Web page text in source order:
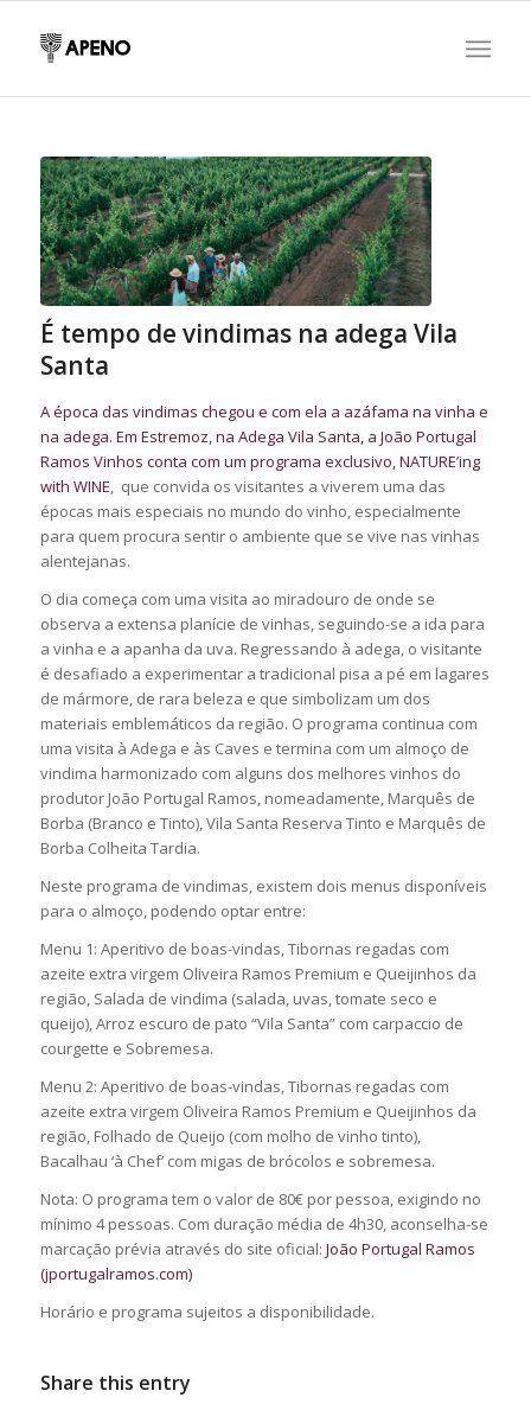
É tempo de vindimas na adega Vila
Santa
A época das vindimas chegou e com ela a azáfama na vinha e
na adega. Em Estremoz, na Adega Vila Santa, a João Portugal
Ramos Vinhos conta com um programa exclusivo,NATURE’ing
with WINE, que convida os visitantes a viverem uma das
épocas mais especiais no mundo do vinho, especialmente
para quem procura sentir o ambiente que se vive nas vinhas
alentejanas.
O dia começa com uma visita ao miradouro de onde se
observa a extensa planície de vinhas, seguindo-se a ida para
a vinha e a apanha da uva. Regressando à adega, o visitante
é desafiado a experimentar a tradicional pisa a pé em lagares
de mármore, de rara beleza e que simbolizam um dos
materiais emblemáticos da região. O programa continua com
uma visita à Adega e às Caves e termina com um almoço de
vindima harmonizado com alguns dos melhores vinhos do
produtor João Portugal Ramos, nomeadamente, Marquês de
Borba (Branco e Tinto), Vila Santa Reserva Tinto e Marquês de
Borba Colheita Tardia.
Neste programa de vindimas, existem dois menus disponíveis
para o almoço, podendo optar entre:
Menu 1: Aperitivo de boas-vindas, Tibornas regadas com
azeite extra virgem Oliveira Ramos Premium e Queijinhos da
região, Salada de vindima (salada, uvas, tomate seco e
queijo), Arroz escuro de pato “Vila Santa” com carpaccio de
courgette e Sobremesa.
Menu 2: Aperitivo de boas-vindas, Tibornas regadas com
azeite extra virgem Oliveira Ramos Premium e Queijinhos da
região, Folhado de Queijo (com molho de vinho tinto),
Bacalhau ‘à Chef’ com migas de brócolos e sobremesa.
Nota: O programa tem o valor de 80€ por pessoa, exigindo no
mínimo 4 pessoas. Com duração média de 4h30, aconselha-se
marcação prévia através do site oficial: João Portugal Ramos
(jportugalramos.com)
Horário e programa sujeitos a disponibilidade.
Share this entry